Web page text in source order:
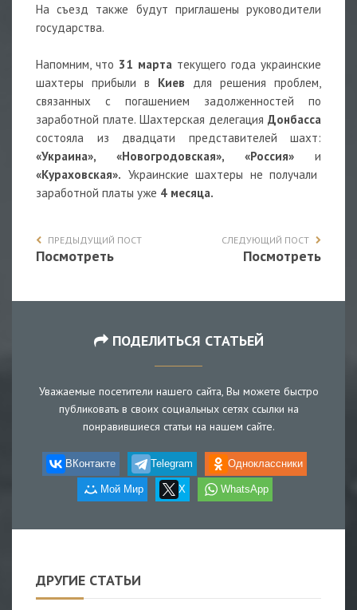
На съезд также будут приглашены руководители
государства.
Напомним, что 31 марта текущего года украинские
шахтеры прибыли в Киев для решения проблем,
связанных с погашением задолженностей по
заработной плате. Шахтерская делегация Донбасса
состояла из двадцати представителей шахт:
«Украина», «Новогродовская», «Россия» и
«Кураховская». Украинские шахтеры не получали
заработной платы уже 4 месяца.
ПРЕДЫДУЩИЙ ПОСТ
Посмотреть
СЛЕДУЮЩИЙ ПОСТ
Посмотреть
ПОДЕЛИТЬСЯ СТАТЬЕЙ
Уважаемые посетители нашего сайта, Вы можете быстро
публиковать в своих социальных сетях ссылки на
понравившиеся статьи на нашем сайте.
ВКонтакте Telegram Одноклассники
Мой Мир X WhatsApp
ДРУГИЕ СТАТЬИ